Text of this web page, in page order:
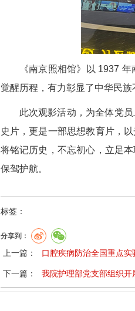
《南京照相馆》以 1937
觉醒历程，有力彰显了中华民族
此次观影活动，为全体党
史片，更是一部思想教育片，
将铭记历史，不忘初心，立足
保驾护航。
标签：
分享到：
上一篇： 口腔疾病防治全国重点
下一篇： 我院护理部党支部组织